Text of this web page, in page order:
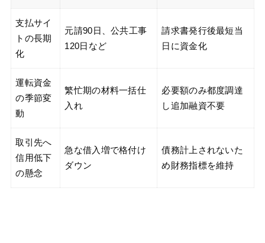
支払サイ
トの長期
化
元請90日、公共工事
120日など
請求書発行後最短当
日に資金化
運転資金
の季節変
動
繁忙期の材料一括仕
入れ
必要額のみ都度調達
し追加融資不要
取引先へ
信用低下
の懸念
急な借入増で格付け
ダウン
債務計上されないた
め財務指標を維持